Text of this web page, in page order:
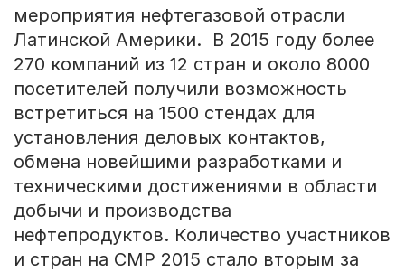
мероприятия нефтегазовой отрасли
Латинской Америки. В 2015 году более
270 компаний из 12 стран и около 8000
посетителей получили возможность
встретиться на 1500 стендах для
установления деловых контактов,
обмена новейшими разработками и
техническими достижениями в области
добычи и производства
нефтепродуктов. Количество участников
и стран на CMP 2015 стало вторым за